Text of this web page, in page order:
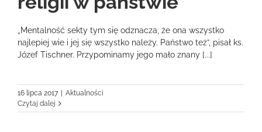
„Mentalność sekty tym się odznacza, że ona wszystko
najlepiej wie i jej się wszystko należy. Państwo też”, pisał ks.
Józef Tischner. Przypominamy jego mało znany [...]
16 lipca 2017 | Aktualności
Czytaj dalej